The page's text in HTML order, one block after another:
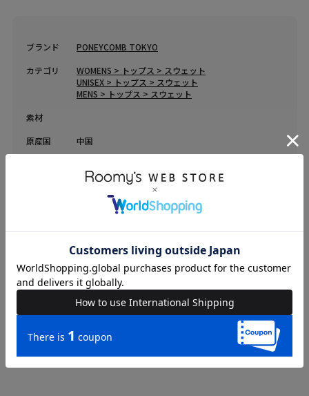
ブランド
PONEYCOMB TOKYO
カテゴリ
WOMENS > トップス > スウェット
UNISEX > トップス > スウェット
MENS > トップス > スウェット
素材
原産国
中国
【BTTF】ホバーボード/スウェット(PONEYCOMB
80440241